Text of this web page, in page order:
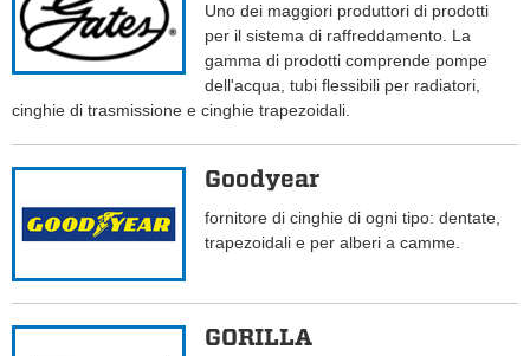
Uno dei maggiori produttori di prodotti
per il sistema di raffreddamento. La
gamma di prodotti comprende pompe
dell'acqua, tubi flessibili per radiatori,
cinghie di trasmissione e cinghie trapezoidali.
Goodyear
fornitore di cinghie di ogni tipo: dentate,
trapezoidali e per alberi a camme.
GORILLA